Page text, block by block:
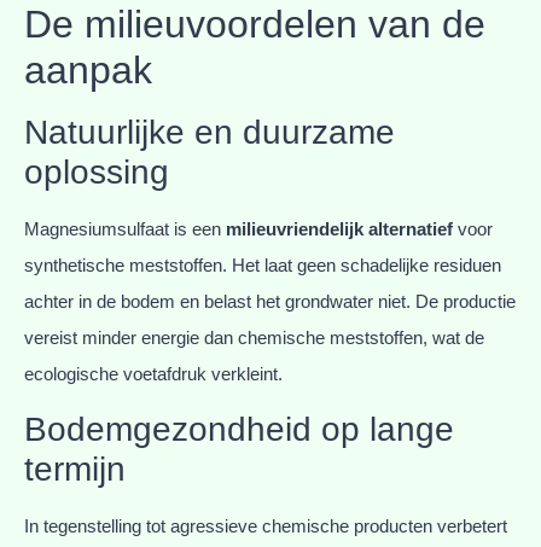
De milieuvoordelen van de
aanpak
Natuurlijke en duurzame
oplossing
Magnesiumsulfaat is een milieuvriendelijk alternatief voor
synthetische meststoffen. Het laat geen schadelijke residuen
achter in de bodem en belast het grondwater niet. De productie
vereist minder energie dan chemische meststoffen, wat de
ecologische voetafdruk verkleint.
Bodemgezondheid op lange
termijn
In tegenstelling tot agressieve chemische producten verbetert